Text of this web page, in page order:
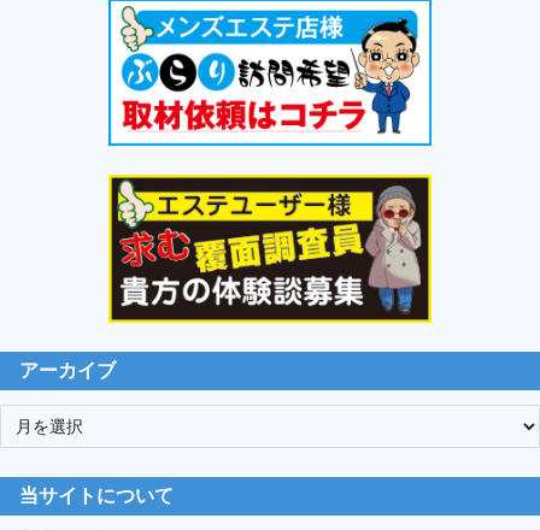
アーカイブ
ア
ー
カ
当サイトについて